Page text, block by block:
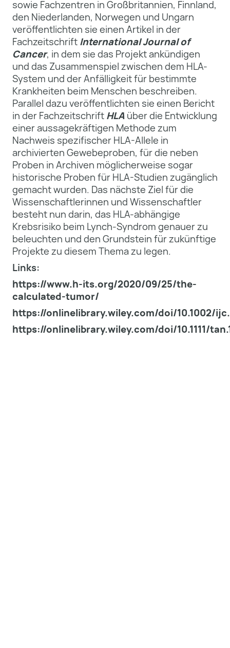
sowie Fachzentren in Großbritannien, Finnland,
den Niederlanden, Norwegen und Ungarn
veröffentlichten sie einen Artikel in der
FachzeitschriftInternational Journal of
Cancer, in dem sie das Projekt ankündigen
und das Zusammenspiel zwischen dem HLA-
System und der Anfälligkeit für bestimmte
Krankheiten beim Menschen beschreiben.
Parallel dazu veröffentlichten sie einen Bericht
in der FachzeitschriftHLAüber die Entwicklung
einer aussagekräftigen Methode zum
Nachweis spezifischer HLA-Allele in
archivierten Gewebeproben, für die neben
Proben in Archiven möglicherweise sogar
historische Proben für HLA-Studien zugänglich
gemacht wurden. Das nächste Ziel für die
Wissenschaftlerinnen und Wissenschaftler
besteht nun darin, das HLA-abhängige
Krebsrisiko beim Lynch-Syndrom genauer zu
beleuchten und den Grundstein für zukünftige
Projekte zu diesem Thema zu legen.
Links:
https://www.h-its.org/2020/09/25/the-
calculated-tumor/
https://onlinelibrary.wiley.com/doi/10.1002/
https://onlinelibrary.wiley.com/doi/10.1111/